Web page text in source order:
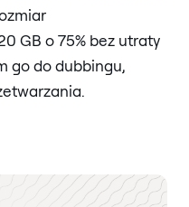
GB o 75% bez utraty
go do dubbingu,